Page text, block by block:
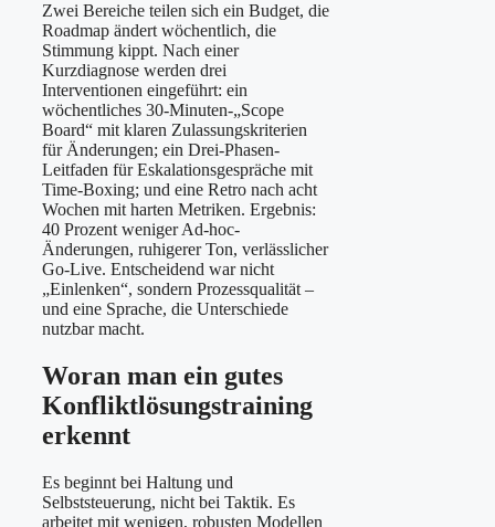
Zwei Bereiche teilen sich ein Budget, die
Roadmap ändert wöchentlich, die
Stimmung kippt. Nach einer
Kurzdiagnose werden drei
Interventionen eingeführt: ein
wöchentliches 30-Minuten-„Scope
Board“ mit klaren Zulassungskriterien
für Änderungen; ein Drei-Phasen-
Leitfaden für Eskalationsgespräche mit
Time-Boxing; und eine Retro nach acht
Wochen mit harten Metriken. Ergebnis:
40 Prozent weniger Ad-hoc-
Änderungen, ruhigerer Ton, verlässlicher
Go-Live. Entscheidend war nicht
„Einlenken“, sondern Prozessqualität –
und eine Sprache, die Unterschiede
nutzbar macht.
Woran man ein gutes
Konfliktlösungstraining
erkennt
Es beginnt bei Haltung und
Selbststeuerung, nicht bei Taktik. Es
arbeitet mit wenigen, robusten Modellen